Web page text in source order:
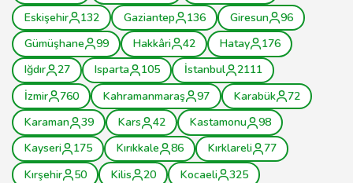
Eskişehir 132 Gaziantep 136 Giresun
96
Gümüşhane
99 Hakkâri 42 Hatay
176
Iğdır
27 Isparta 105 İstanbul
2111
İzmir
760 Kahramanmaraş 97 Karabük
72
Karaman
39 Kars 42 Kastamonu
98
Kayseri
175 Kırıkkale 86 Kırklareli
77
Kırşehir
50 Kilis 20 Kocaeli
325